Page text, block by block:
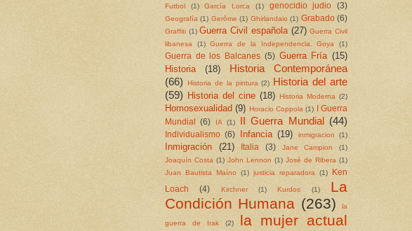
Futbol (1) García Lorca (1) genocidio judio (3)
Geografía (1) Gerôme (1) Ghirlandaio (1) Grabado (6)
Graffiti (1) Guerra Civil española (27) Guerra Civil
libanesa
(1) Guerra de la Independencia. Goya (1)
Guerra de los Balcanes (5) Guerra Fría (15)
Historia
(18)
Historia Contemporánea
(66)
Historia de la pintura (2) Historia del arte
(59) Historia del cine (18) Historia Moderna (2)
Homosexualidad (9) Horacio Coppola (1)
I Guerra
Mundial
(6) IA (1) II Guerra Mundial (44)
Individualismo (6) Infancia (19) inmigracion (1)
Inmigración (21) Italia (3) Jane Campion
(1)
Joaquín Costa (1) John Lennon (1) José de Ribera (1)
Juan Bautista Maíno (1) justicia reparadora (1)
Ken
Loach
(4) Kirchner (1) Kurdos (1)
La
Condición Humana (263) la
guerra de Irak (2)
la mujer actual